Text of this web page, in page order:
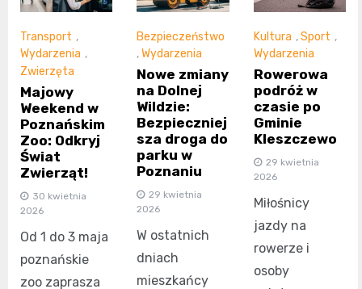
Transport ,
Wydarzenia ,
Zwierzęta
Majowy
Weekend w
Poznańskim
Zoo: Odkryj
Świat
Zwierząt!
30 kwietnia
2026
Od 1 do 3 maja
poznańskie
zoo zaprasza
Bezpieczeństwo
,Wydarzenia
Nowe zmiany
na Dolnej
Wildzie:
Bezpieczniej
sza droga do
parku w
Poznaniu
29 kwietnia
2026
W ostatnich
dniach
mieszkańcy
Kultura ,Sport ,
Wydarzenia
Rowerowa
podróż w
czasie po
Gminie
Kleszczewo
29 kwietnia
2026
Miłośnicy
jazdy na
rowerze i
osoby